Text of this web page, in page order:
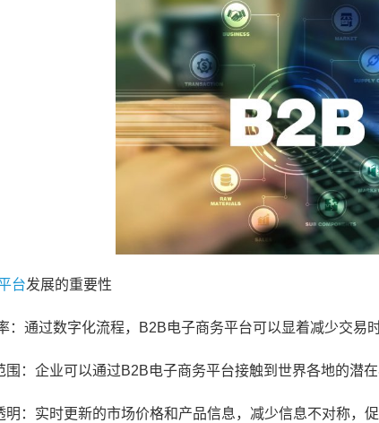
台发展的重要性
：通过数字化流程，B2B电子商务平台可以显着减少交易
围：企业可以通过B2B电子商务平台接触到世界各地的潜
明：实时更新的市场价格和产品信息，减少信息不对称，促